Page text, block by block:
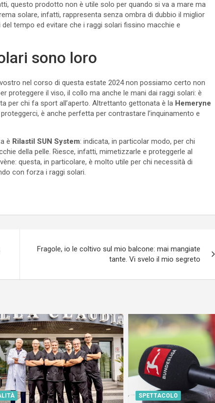
questo prodotto non è utile solo per quando si va a mare ma
solare, infatti, rappresenta senza ombra di dubbio il miglior
tempo ed evitare che i raggi solari fissino macchie e
sono loro
nel corso di questa estate 2024 non possiamo certo non
proteggere il viso, il collo ma anche le mani dai raggi solari: è
per chi fa sport all’aperto. Altrettanto gettonata è la Hemeryne
è anche perfetta per contrastare l’inquinamento e
è Rilastil SUN System: indicata, in particolar modo, per chi
della pelle. Riesce, infatti, mimetizzarle e proteggerle al
questa, in particolare, è molto utile per chi necessità di
con forza i raggi solari.
Fragole, io le coltivo sul mio balcone: mai mangiate
tante. Vi svelo il mio segreto
SPETTACOLO